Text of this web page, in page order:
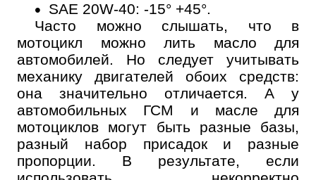
SAE 20W-40: -15° +45°.
Часто можно слышать, что в
мотоцикл можно лить масло для
автомобилей. Но следует учитывать
механику двигателей обоих средств:
она значительно отличается. А у
автомобильных ГСМ и масле для
мотоциклов могут быть разные базы,
разный набор присадок и разные
пропорции. В результате, если